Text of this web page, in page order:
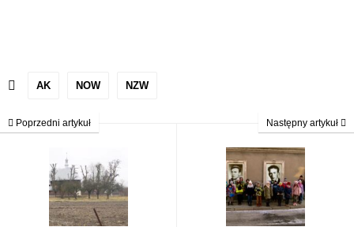
AK NOW NZW
Poprzedni artykuł Następny artykuł